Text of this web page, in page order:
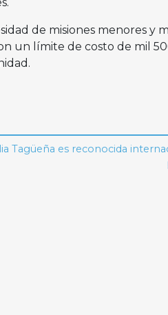
de misiones menores y
un límite de costo de mil
Tagüeña es reconocida